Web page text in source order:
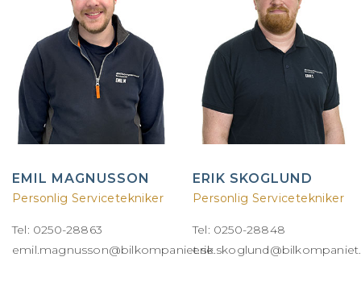
EMIL MAGNUSSON
Personlig Servicetekniker
Tel: 0250-28863
emil.magnusson@bilkompaniet.se
ERIK SKOGLUND
Personlig Servicetekniker
Tel: 0250-28848